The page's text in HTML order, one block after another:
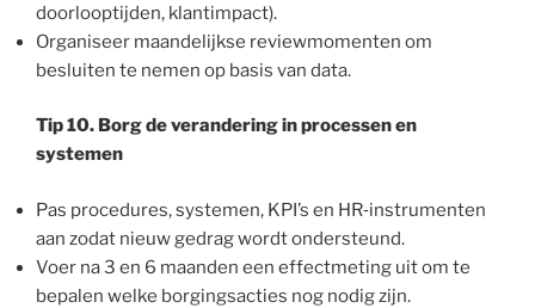
doorlooptijden, klantimpact).
Organiseer maandelijkse reviewmomenten om
besluiten te nemen op basis van data.
Tip 10. Borg de verandering in processen en
systemen
Pas procedures, systemen, KPI’s en HR‑instrumenten
aan zodat nieuw gedrag wordt ondersteund.
Voer na 3 en 6 maanden een effectmeting uit om te
bepalen welke borgingsacties nog nodig zijn.